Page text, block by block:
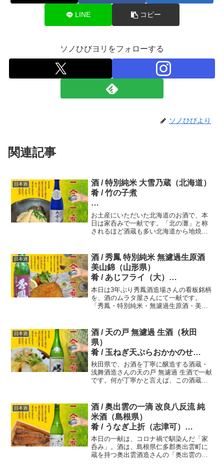
LINE コピー
ソノひびヨリをフォローする
ソノひびより
関連記事
日本酒
酒 / 特別純米 大雪乃蔵（北海道）
肴 / 竹の子煮
一二九献目 一合一肴・いちごう
ひとな
お土産にいただいた北海道のお酒で、本
日は家呑みで一献です。「北の灘」と称
されるほど酒蔵も多い北海道から地焼酎
別純米・大雪乃蔵」です。肴には春の麗
～♪を感じさせてくれる「竹の子煮」で
す。
日本酒
酒 / 秀鳳 特別純米 無濾過生原酒
美山錦（山形県）
肴 / あじフライ（大）
一五一献目 一合一肴・いちごう
ひとな
本日は3年ぶり秀鳳酒造場さんの看板銘柄
を、酒のムラタ屋さんにて一献です。
「秀鳳・特別純米・無濾過生原酒・美山
わせて、次には米の旨味がしっかり押し
寄せる～。バランスが良いお酒です。
日本酒
酒 / 天の戸 無濾過 生酒（秋田
県）
肴 / 玉ねぎ天ぷらおかかのせ
一三五献目 一合一肴・いちごう
ひとな
秋田県で、お酒を丁寧に醸造する酒蔵・
浅舞酒造さんの天の戸 無濾過 生酒で一献
です。何が丁寧かと言えば、この酒蔵で
ために時間をかけしぼっているのです。
その上、一年に一度だけ楽しめる限定の
生酒です。
日本酒
酒 / 奥出雲の一滴 改良八反流 純
米酒（島根県）
肴 / うなぎ上折（志津可）
一一三献目 一合一肴・いちごう
ひとな
本日の一献は、コロナ禍で馴染んだ「家
呑み」。酒は、島根県仁多郡奥出雲町に
蔵を持つ奥出雲酒造さんの「奥出雲の一